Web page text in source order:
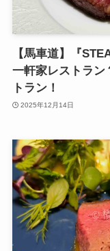
【馬車道】『
一軒家レストラン
トラン！
2025年12月14日